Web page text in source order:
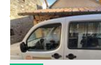
Taipana (Udine)
Offerta minima
400 €
28/08/2026